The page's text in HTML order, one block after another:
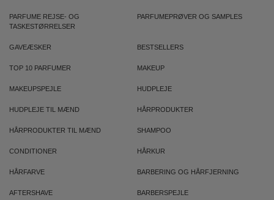
PARFUME REJSE- OG
TASKESTØRRELSER
PARFUMEPRØVER OG SAMPLES
GAVEÆSKER BESTSELLERS
TOP 10 PARFUMER MAKEUP
MAKEUPSPEJLE HUDPLEJE
HUDPLEJE TIL MÆND HÅRPRODUKTER
HÅRPRODUKTER TIL MÆND SHAMPOO
CONDITIONER HÅRKUR
HÅRFARVE BARBERING OG HÅRFJERNING
AFTERSHAVE BARBERSPEJLE